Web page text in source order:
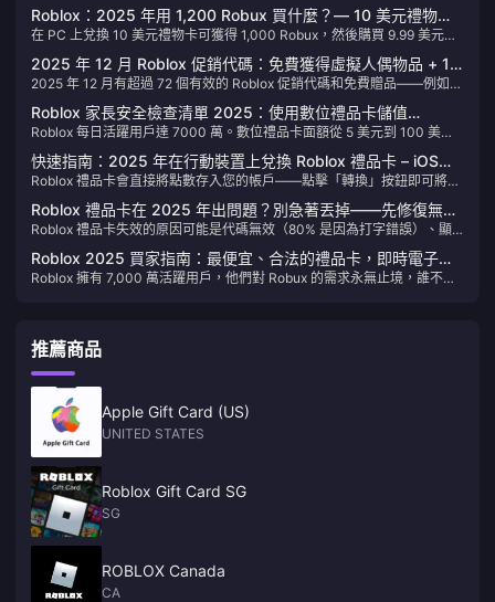
Roblox：2025 年用 1,200 Robux 買什麼？— 10 美元禮物卡
的聰明選擇
在 PC 上兌換 10 美元禮物卡可獲得 1,000 Robux，然後購買 9.99 美元的
購買 1,200 Robux 以下的組合包和遊戲通行證。根據 2025 年 5 月 18 日
的數據，我們談論的是每美元約 110 Robux。
2025 年 12 月 Roblox 促銷代碼：免費獲得虛擬人偶物品 + 15
項聰明 Robux 升級
2025 年 12 月有超過 72 個有效的 Roblox 促銷代碼和免費贈品——例如
樂寵物。直接在 roblox.com/promocodes 兌換，或參與像 Mansion of
Wonder (6901029464) 這樣的活動，以及 2025 年 9 月 25 日至 2026 年
1 月 15 日的亞馬遜假日特賣。PCGamesN 的 12 月 1 日更新確認
FREENGNBOI、FREENGNGON 和 SPIDERCOLA 仍然有效；
TWEETROBLOX？不，那個已經失效了。
Roblox 家長安全檢查清單 2025：使用數位禮品卡儲值
Robux（無需信用卡）
Roblox 每日活躍用戶達 7000 萬。數位禮品卡面額從 5 美元到 100 美
碼限制、警示通知、消費上限、兩步驟驗證及歷史紀錄審核功能。
快速指南：2025 年在行動裝置上兌換 Roblox 禮品卡 – iOS、
Android、iPad（僅限瀏覽器技巧）
Roblox 禮品卡會直接將點數存入您的帳戶——點擊「轉換」按鈕即可將其
Chrome。一張 10 美元的卡片？立即獲得等值的點數，輕鬆無憂。
Roblox 禮品卡在 2025 年出問題？別急著丟掉——先修復無效
代碼、「**已使用**」錯誤和地區鎖定問題
Roblox 禮品卡失效的原因可能是代碼無效（80% 是因為打字錯誤）、顯
快速解決方法：清除快取和 Cookie，查看「設定」→「帳單」→「Roblox
點數歷史記錄」，確認您的地區，透過「帳戶設定」→「安全性」重設
Roblox 2025 買家指南：最便宜、合法的禮品卡，即時電子郵
件發送（無需信用卡）
Roblox 擁有 7,000 萬活躍用戶，他們對 Robux 的需求永無止境，誰不想
機或遊戲機上兌換；家長控制；Premium 會員對決；故障排除；詐騙防
推薦商品
Apple Gift Card (US)
UNITED STATES
Roblox Gift Card SG
SG
ROBLOX Canada
CA